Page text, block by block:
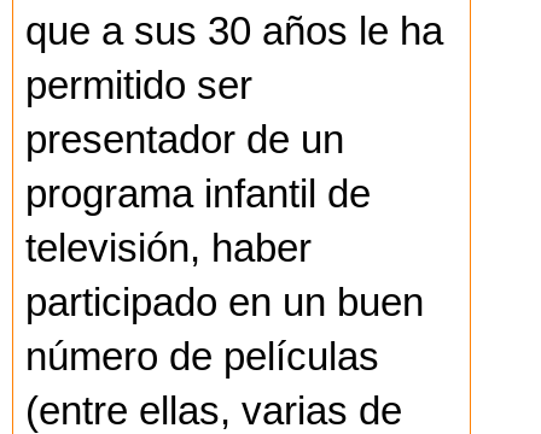
que a sus 30 años le ha
permitido ser
presentador de un
programa infantil de
televisión, haber
participado en un buen
número de películas
(entre ellas, varias de